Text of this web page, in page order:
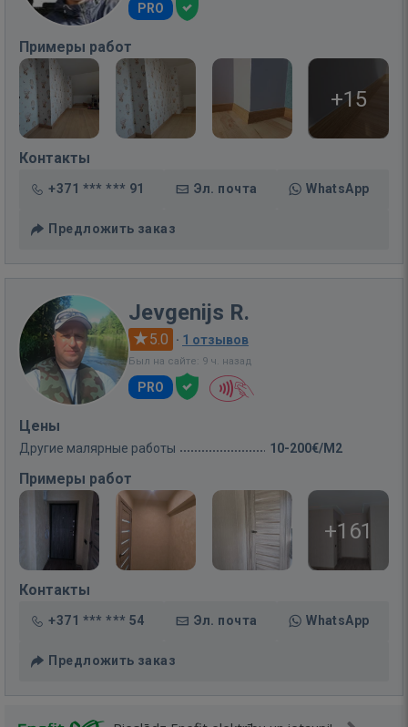
PRO
Примеры работ
+15
Контакты
+371 *** *** 91 Эл. почта WhatsApp
Предложить заказ
Jevgenijs R.
5.0 · 1 отзывов
Был на сайте: 9 ч. назад
PRO
Цены
Другие малярные работы 10-200€/M2
Примеры работ
+161
Контакты
+371 *** *** 54 Эл. почта WhatsApp
Предложить заказ